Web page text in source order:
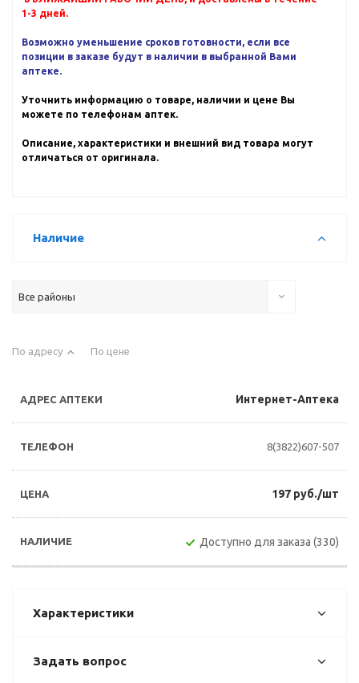
1-3 дней.
Возможно уменьшение сроков готовности, если все
позиции в заказе будут в наличии в выбранной Вами
аптеке.
Уточнить информацию о товаре, наличии и цене Вы
можете по телефонам аптек.
Описание, характеристики и внешний вид товара могут
отличаться от оригинала.
Наличие
Все районы
По адресу По цене
Интернет-Аптека
8(3822)607-507
197 руб./шт
Доступно для заказа (330)
Характеристики
Задать вопрос